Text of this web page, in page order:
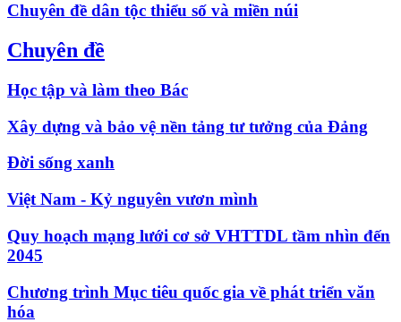
Chuyên đề dân tộc thiểu số và miền núi
Chuyên đề
Học tập và làm theo Bác
Xây dựng và bảo vệ nền tảng tư tưởng của Đảng
Đời sống xanh
Việt Nam - Kỷ nguyên vươn mình
Quy hoạch mạng lưới cơ sở VHTTDL tầm nhìn đến
2045
Chương trình Mục tiêu quốc gia về phát triển văn
hóa